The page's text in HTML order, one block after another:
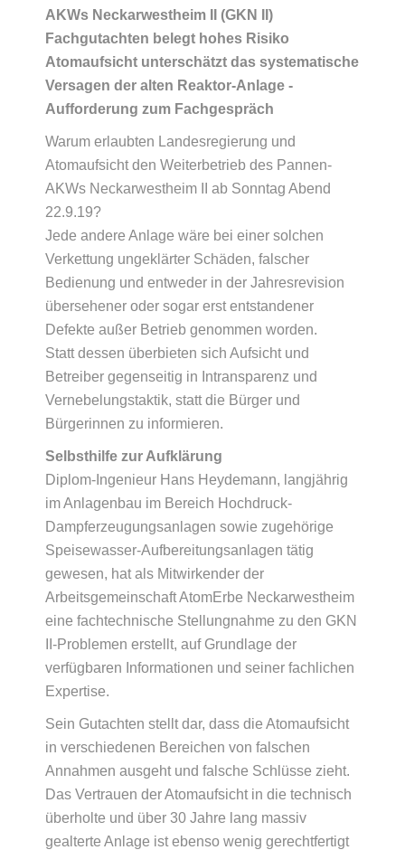
AKWs Neckarwestheim II (GKN II)
Fachgutachten belegt hohes Risiko
Atomaufsicht unterschätzt das systematische
Versagen der alten Reaktor-Anlage -
Aufforderung zum Fachgespräch
Warum erlaubten Landesregierung und
Atomaufsicht den Weiterbetrieb des Pannen-
AKWs Neckarwestheim II ab Sonntag Abend
22.9.19?
Jede andere Anlage wäre bei einer solchen
Verkettung ungeklärter Schäden, falscher
Bedienung und entweder in der Jahresrevision
übersehener oder sogar erst entstandener
Defekte außer Betrieb genommen worden.
Statt dessen überbieten sich Aufsicht und
Betreiber gegenseitig in Intransparenz und
Vernebelungstaktik, statt die Bürger und
Bürgerinnen zu informieren.
Selbsthilfe zur Aufklärung
Diplom-Ingenieur Hans Heydemann, langjährig
im Anlagenbau im Bereich Hochdruck-
Dampferzeugungsanlagen sowie zugehörige
Speisewasser-Aufbereitungsanlagen tätig
gewesen, hat als Mitwirkender der
Arbeitsgemeinschaft AtomErbe Neckarwestheim
eine fachtechnische Stellungnahme zu den GKN
II-Problemen erstellt, auf Grundlage der
verfügbaren Informationen und seiner fachlichen
Expertise.
Sein Gutachten stellt dar, dass die Atomaufsicht
in verschiedenen Bereichen von falschen
Annahmen ausgeht und falsche Schlüsse zieht.
Das Vertrauen der Atomaufsicht in die technisch
überholte und über 30 Jahre lang massiv
gealterte Anlage ist ebenso wenig gerechtfertigt